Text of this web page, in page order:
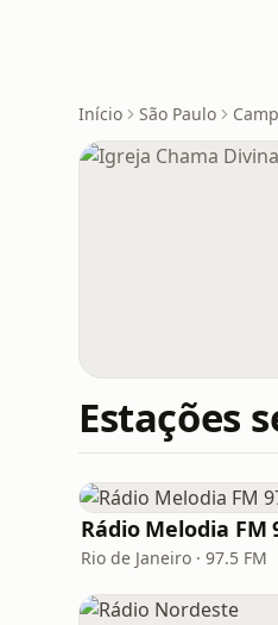
Início São Paulo
Estações
Rio de Janeiro · 97.5 FM